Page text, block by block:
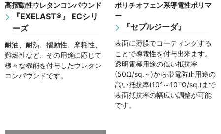
高摺動性ウレタンコンパウンド
『EXELAST®』 ECシリ
ーズ
耐油、耐熱、摺動性、摩耗性、
難燃性など、その用途に応じて
様々な機能を付与したウレタン
コンパウンドです。
ポリチオフェン系導電性ポリマ
ー
『セプルジーダ』
表面に薄膜でコーティングする
ことで導電性を付与出来ます。
透明電極用途の低い抵抗率
(50Ω/sq.～)から帯電防止用途の
高い抵抗率(10⁴～10¹¹Ω/sq.)まで
表面抵抗率の幅広い調整が可能
です。